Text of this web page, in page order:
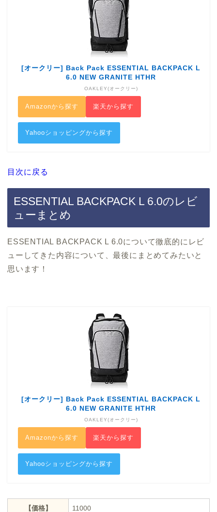
[オークリー] Back Pack ESSENTIAL BACKPACK L
6.0 NEW GRANITE HTHR
OAKLEY(オークリー)
Amazonから探す 楽天から探す
Yahooショッピングから探す
目次に戻る
ESSENTIAL BACKPACK L 6.0のレビ
ューまとめ
ESSENTIAL BACKPACK L 6.0について徹底的にレビ
ューしてきた内容について、最後にまとめてみたいと
思います！
[オークリー] Back Pack ESSENTIAL BACKPACK L
6.0 NEW GRANITE HTHR
OAKLEY(オークリー)
Amazonから探す 楽天から探す
Yahooショッピングから探す
【価格】 11000